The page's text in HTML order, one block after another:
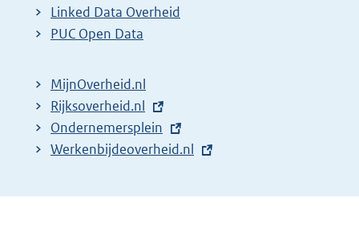
Linked Data Overheid
PUC Open Data
MijnOverheid.nl
E
x
t
r
Rijksoverheid.nl
E
x
e
Ondernemersplein
E
t
Werkenbijdeoverheid.nl